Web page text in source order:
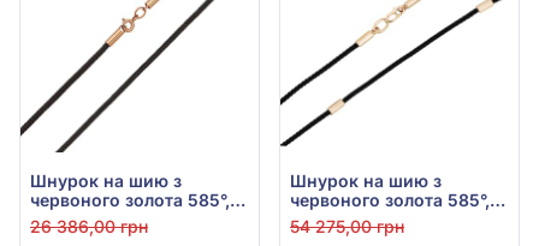
Шнурок на шию з
червоного золота 585°,
без вставки, арт. 05-0010
26 386,00 грн
Шнурок на шию з
червоного золота 585°,
арт. 05-0012
54 275,00 грн